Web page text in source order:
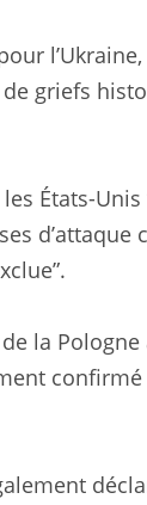
l’Ukraine,
griefs
États-
la Pologne
confirmé